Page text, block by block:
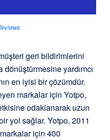
geri bildirimlerini
yardımcı
en iyisi bir çözümdür.
markalar için Yotpo,
odaklanarak uzun
yol sağlar. Yotpo, 2011
için 400